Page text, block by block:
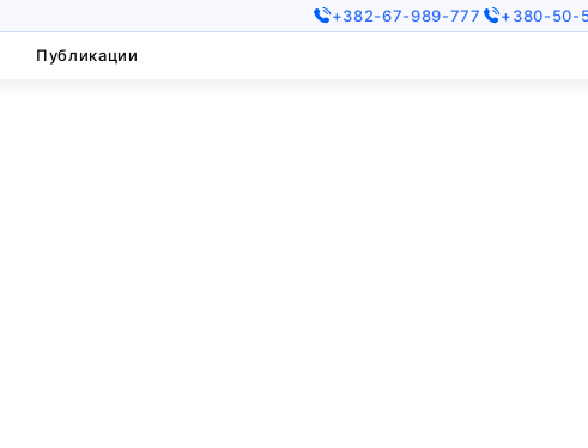
+382-67-989-777 +380-50-
Публикации